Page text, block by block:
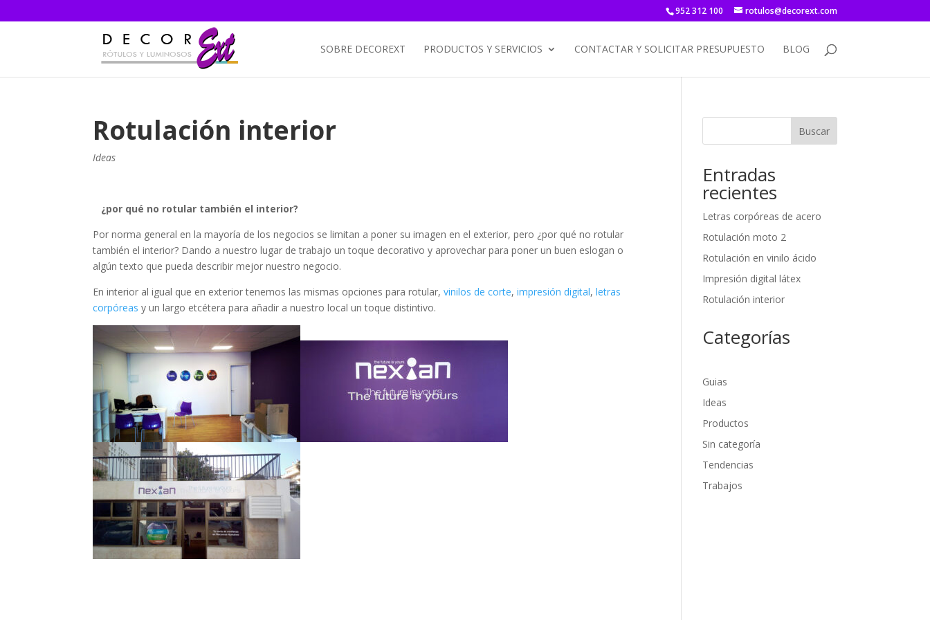
952 312 100 rotulos@decorext.com
SOBRE DECOREXT PRODUCTOS Y SERVICIOS CONTACTAR Y SOLICITAR PRESUPUESTO BLOG
Rotulación interior
Ideas
¿por qué no rotular también el interior?
Por norma general en la mayoría de los negocios se limitan a poner su imagen en el exterior, pero ¿por qué no rotular
también el interior? Dando a nuestro lugar de trabajo un toque decorativo y aprovechar para poner un buen eslogan o
algún texto que pueda describir mejor nuestro negocio.
En interior al igual que en exterior tenemos las mismas opciones para rotular, vinilos de corte,impresión digital,letras
corpóreas y un largo etcétera para añadir a nuestro local un toque distintivo.
Buscar
Entradas
recientes
Letras corpóreas de acero
Rotulación moto 2
Rotulación en vinilo ácido
Impresión digital látex
Rotulación interior
Categorías
Guias
Ideas
Productos
Sin categoría
Tendencias
Trabajos